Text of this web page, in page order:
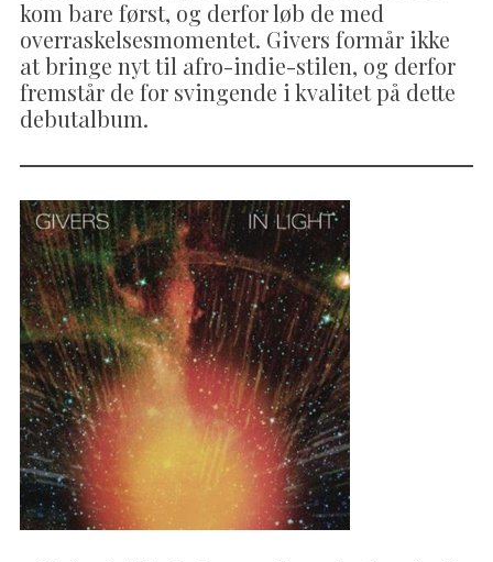
kom bare først, og derfor løb de med
overraskelsesmomentet. Givers formår ikke
at bringe nyt til afro-indie-stilen, og derfor
fremstår de for svingende i kvalitet på dette
debutalbum.